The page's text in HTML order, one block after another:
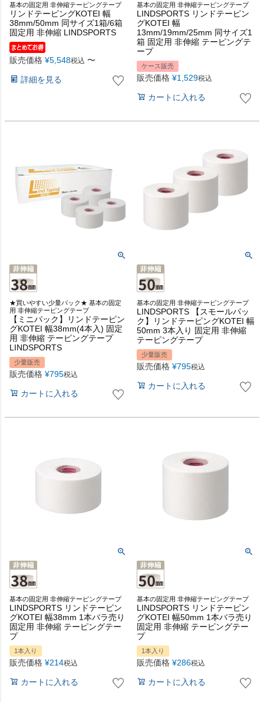
基本の固定用 非伸縮テーピングテープ
リンドテーピングKOTEI 幅
38mm/50mm 同サイズ1箱/6箱
固定用 非伸縮 LINDSPORTS
販売価格 ¥5,548税込 〜
詳細を見る
基本の固定用 非伸縮テーピングテープ
LINDSPORTS リンドテーピン
グKOTEI 幅
13mm/19mm/25mm 同サイズ1
箱 固定用 非伸縮 テーピングテ
ープ
ケース販売
販売価格 ¥1,529税込
カートに入れる
★買いやすい少量パック★ 基本の固定
用 非伸縮テーピングテープ
【ミニパック】リンドテーピン
グKOTEI 幅38mm(4本入) 固定
用 非伸縮 テーピングテープ
LINDSPORTS
少量販売
販売価格 ¥795税込
カートに入れる
基本の固定用 非伸縮テーピングテープ
LINDSPORTS 【スモールパッ
ク】リンドテーピングKOTEI 幅
50mm 3本入り 固定用 非伸縮
テーピングテープ
少量販売
販売価格 ¥795税込
カートに入れる
基本の固定用 非伸縮テーピングテープ
LINDSPORTS リンドテーピン
グKOTEI 幅38mm 1本バラ売り
固定用 非伸縮 テーピングテー
プ
1本入り
販売価格 ¥214税込
カートに入れる
基本の固定用 非伸縮テーピングテープ
LINDSPORTS リンドテーピン
グKOTEI 幅50mm 1本バラ売り
固定用 非伸縮 テーピングテー
プ
1本入り
販売価格 ¥286税込
カートに入れる